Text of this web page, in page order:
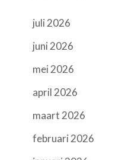
juli 2026
juni 2026
mei 2026
april 2026
maart 2026
februari 2026